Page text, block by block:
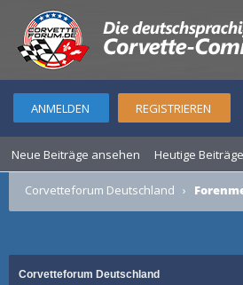
ANMELDEN REGISTRIEREN
Neue Beiträge ansehen Heutige
Corvetteforum Deutschland ›
Corvetteforum Deutschland